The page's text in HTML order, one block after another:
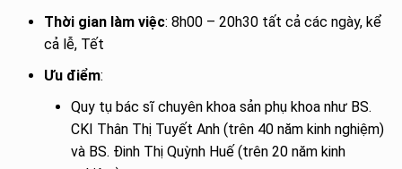
Thời gian làm việc: 8h00 – 20h30 tất cả các ngày, kể
cả lễ, Tết
Ưu điểm:
Quy tụ bác sĩ chuyên khoa sản phụ khoa như BS.
CKI Thân Thị Tuyết Anh (trên 40 năm kinh nghiệm)
và BS. Đinh Thị Quỳnh Huế (trên 20 năm kinh